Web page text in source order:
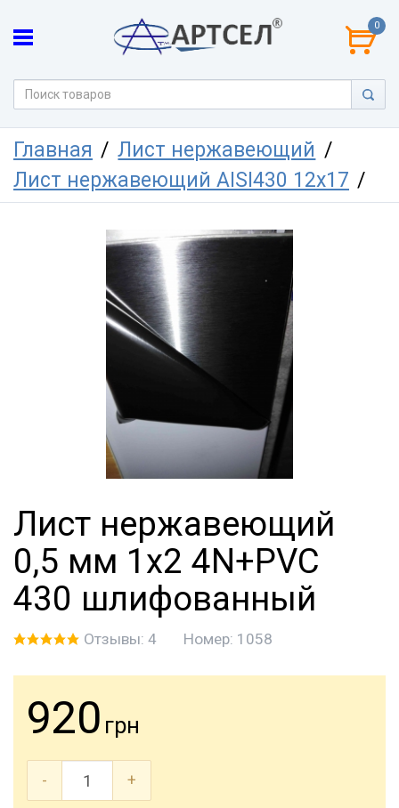
0
Главная
Лист нержавеющий
Лист нержавеющий AISI430 12х17
Лист нержавеющий
0,5 мм 1х2 4N+PVC
430 шлифованный
Отзывы: 4 Номер: 1058
920 грн
- +